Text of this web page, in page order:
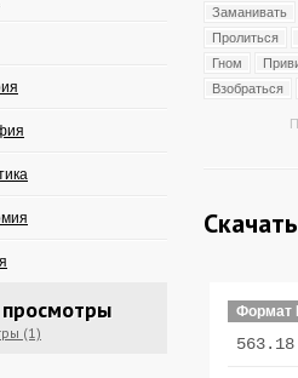
(1)
Заманивать
Пролиться
Гном
Взобраться
Формат